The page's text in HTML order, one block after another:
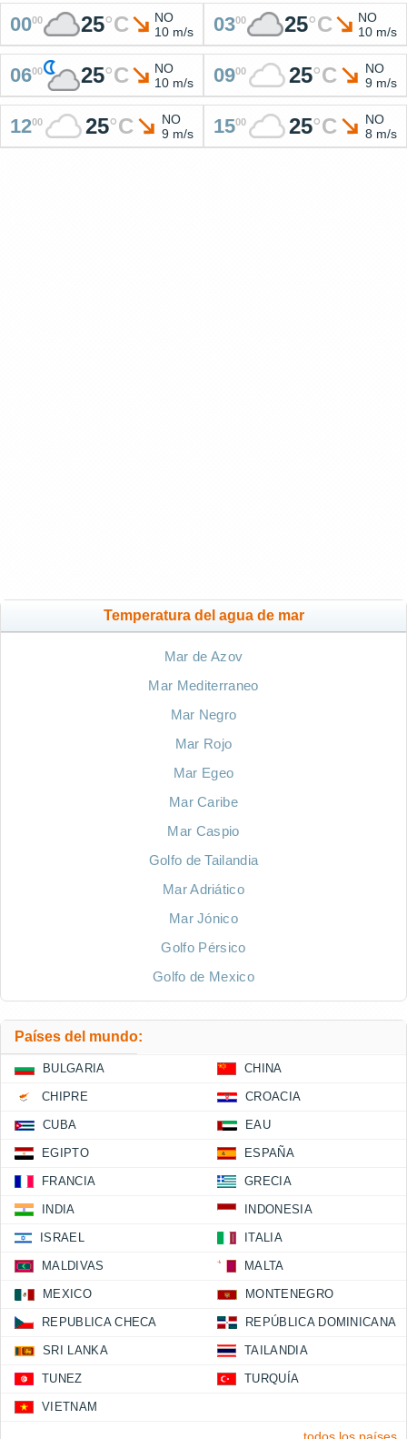
0000 25°C
NO
10 m/s
0300 25°C
NO
10 m/s
0600 25°C
NO
10 m/s
0900 25°C
NO
9 m/s
1200 25°C
NO
9 m/s
1500 25°C
NO
8 m/s
Temperatura del agua de mar
Mar de Azov
Mar Mediterraneo
Mar Negro
Mar Rojo
Mar Egeo
Mar Caribe
Mar Caspio
Golfo de Tailandia
Mar Adriático
Mar Jónico
Golfo Pérsico
Golfo de Mexico
Países del mundo:
BULGARIA CHINA
CHIPRE CROACIA
CUBA EAU
EGIPTO ESPAÑA
FRANCIA GRECIA
INDIA INDONESIA
ISRAEL ITALIA
MALDIVAS MALTA
MEXICO MONTENEGRO
REPUBLICA CHECA REPÚBLICA DOMINICANA
SRI LANKA TAILANDIA
TUNEZ TURQUÍA
VIETNAM